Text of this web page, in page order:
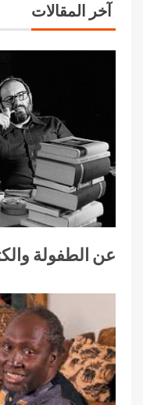
آخر المقالات
عن الطفولة